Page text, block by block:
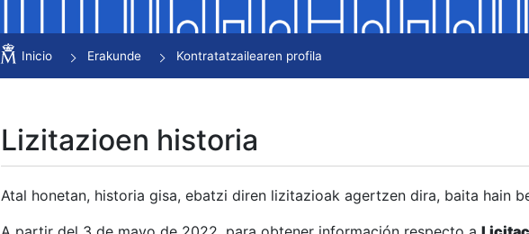
Erakutsi/Ezkutatu
Erakutsi/Ezkutatu
Inicio Erakunde Kontratatzailearen profila
Lizitazioen historia
Atal honetan, historia gisa, ebatzi diren lizitazioak agertzen dira, baita hain